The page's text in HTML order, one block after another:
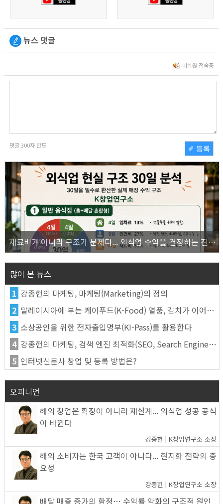
뉴스 댓글
비회원 접속중
댓글300자 한도 ✐ 등록
재료비가 아니라 구조가 문제다... 외식업 수익을 결정하는 진짜 숫자의 비밀
많이 본 뉴스
1 강종헌의 마케팅, 마케팅(Marketing)의 정의
2 말레이시아에 부는 케이푸드(K-Food) 열풍, 김치가 이어간다
3 소상공인을 위한 전자출입명부(KI-Pass)를 활용한다
4 강종헌의 마케팅, 검색 엔진 최적화(SEO, Search Engine Optimization)란
5 인터넷신문사 창업 및 등록 방법은?
오피니언
해외 창업은 확장이 아니라 재설계... 외식업 성공 공식
이 바뀐다
강종헌 | K창업연구소 소장
해외 소비자는 한국 고객이 아니다... 현지화 전략의 중
요성
강종헌 | K창업연구소 소장
배달 매출 증가의 함정… 수익률 악화의 구조적 원인